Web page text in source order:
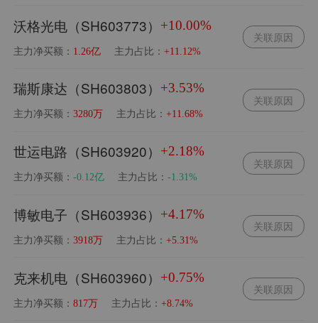
沃格光电（SH603773） +10.00%
主力净买额： 1.26亿 主力占比：+11.12%
关联原因
瑞斯康达（SH603803） +3.53%
主力净买额：3280万 主力占比：+11.68%
关联原因
世运电路（SH603920） +2.18%
主力净买额：-0.12亿 主力占比：-1.31%
关联原因
博敏电子（SH603936） +4.17%
主力净买额：3918万 主力占比：+5.31%
关联原因
克来机电（SH603960） +0.75%
主力净买额：817万 主力占比：+8.74%
关联原因